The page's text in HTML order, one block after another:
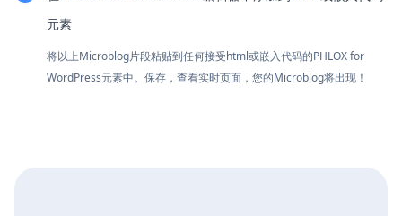
元素
将以上Microblog片段粘贴到任何接受html或嵌入代码的PHLOX for
WordPress元素中。保存，查看实时页面，您的Microblog将出现！